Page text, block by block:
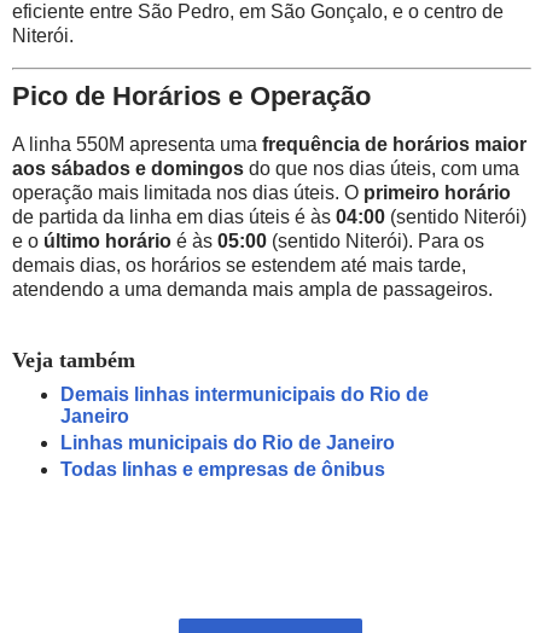
eficiente entre São Pedro, em São Gonçalo, e o centro de
Niterói.
Pico de Horários e Operação
A linha 550M apresenta uma frequência de horários maior
aos sábados e domingos do que nos dias úteis, com uma
operação mais limitada nos dias úteis. O primeiro horário
de partida da linha em dias úteis é às 04:00 (sentido Niterói)
e o último horário é às 05:00 (sentido Niterói). Para os
demais dias, os horários se estendem até mais tarde,
atendendo a uma demanda mais ampla de passageiros.
Veja também
Demais linhas intermunicipais do Rio de
Janeiro
Linhas municipais do Rio de Janeiro
Todas linhas e empresas de ônibus